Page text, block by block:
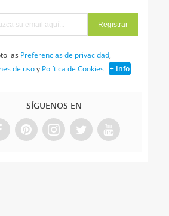
las Preferencias de privacidad,
de usoy Política de Cookies + Info
SÍGUENOS EN